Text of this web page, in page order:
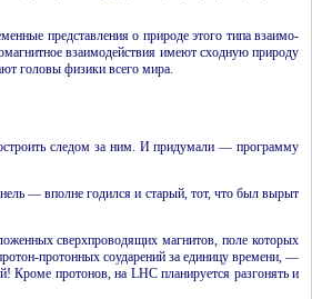
представ­ления о природе этого типа взаимо­
взаимо­действия имеют сходную природу
головы физики всего мира.
следом за ним. И придумали — программу
— вполне годился и старый, тот, что был вырыт
сверхпроводящих магнитов, поле которых
протонных соударений за единицу времени, —
Кроме протонов, на LHC планируется разгонять и